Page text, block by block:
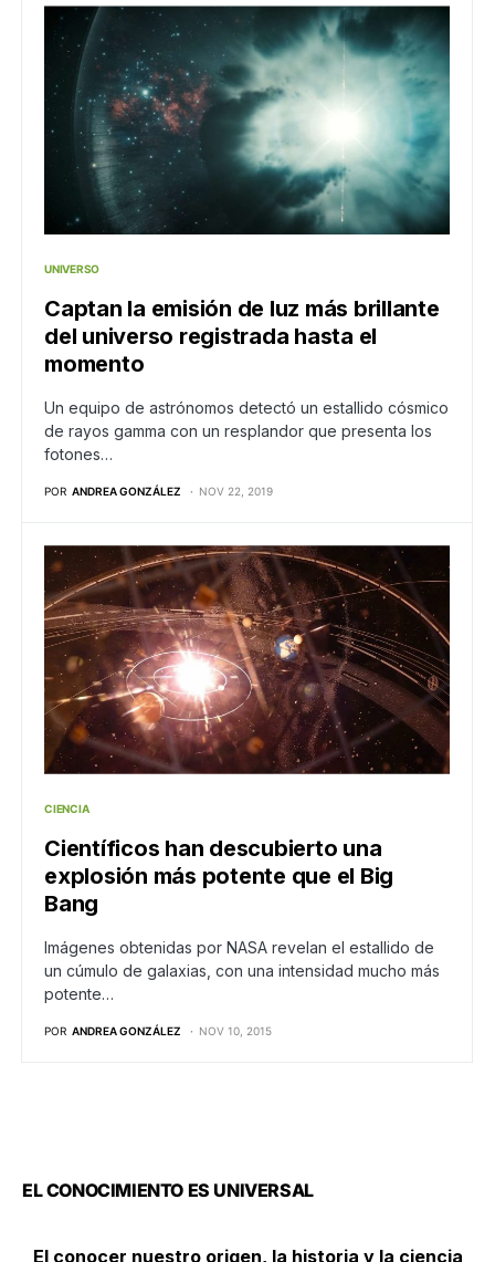
UNIVERSO
Captan la emisión de luz más brillante
del universo registrada hasta el
momento
Un equipo de astrónomos detectó un estallido cósmico
de rayos gamma con un resplandor que presenta los
fotones…
POR ANDREA GONZÁLEZ NOV 22, 2019
CIENCIA
Científicos han descubierto una
explosión más potente que el Big
Bang
Imágenes obtenidas por NASA revelan el estallido de
un cúmulo de galaxias, con una intensidad mucho más
potente…
POR ANDREA GONZÁLEZ NOV 10, 2015
EL CONOCIMIENTO ES UNIVERSAL
El conocer nuestro origen, la historia y la ciencia